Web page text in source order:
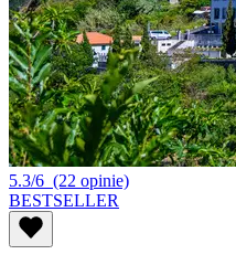
5.3/6 (22 opinie)
BESTSELLER